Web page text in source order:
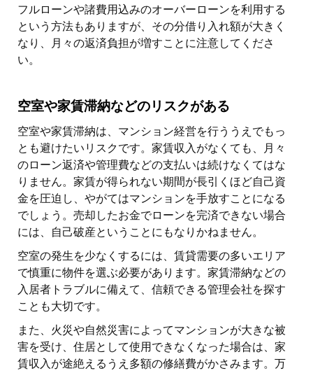
フルローンや諸費用込みのオーバーローンを利用する
という方法もありますが、その分借り入れ額が大きく
なり、月々の返済負担が増すことに注意してくださ
い。
空室や家賃滞納などのリスクがある
空室や家賃滞納は、マンション経営を行ううえでもっ
とも避けたいリスクです。家賃収入がなくても、月々
のローン返済や管理費などの支払いは続けなくてはな
りません。家賃が得られない期間が長引くほど自己資
金を圧迫し、やがてはマンションを手放すことになる
でしょう。売却したお金でローンを完済できない場合
には、自己破産ということにもなりかねません。
空室の発生を少なくするには、賃貸需要の多いエリア
で慎重に物件を選ぶ必要があります。家賃滞納などの
入居者トラブルに備えて、信頼できる管理会社を探す
ことも大切です。
また、火災や自然災害によってマンションが大きな被
害を受け、住居として使用できなくなった場合は、家
賃収入が途絶えるうえ多額の修繕費がかさみます。万